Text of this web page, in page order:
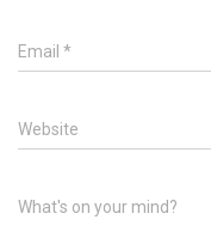
Email *
Website
What's on your mind?